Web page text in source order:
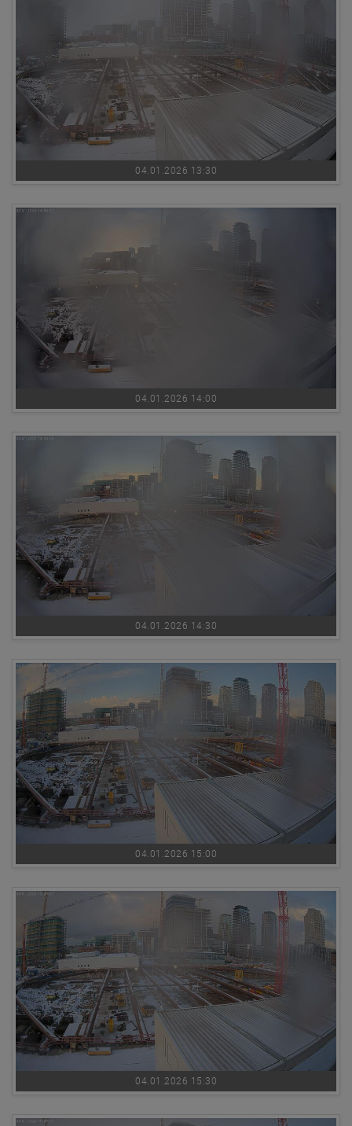
04.01.2026 13:30
04.01.2026 14:00
04.01.2026 14:30
04.01.2026 15:00
04.01.2026 15:30